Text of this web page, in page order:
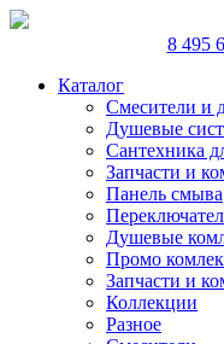
8 495
Каталог
Смесители и
Душевые
Сантехника
Запчасти и
Панель смыва
Душевые
Промо
Запчасти и
Коллекции
Разное